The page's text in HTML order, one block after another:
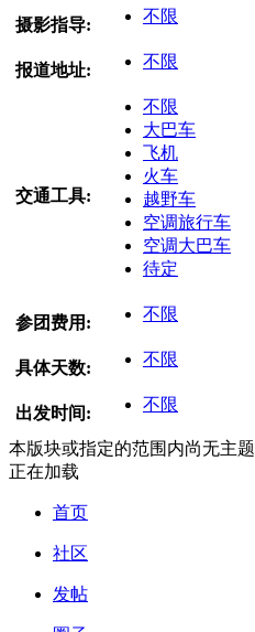
摄影指导: 不限
报道地址: 不限
交通工具:
不限
大巴车
飞机
火车
越野车
空调旅行车
空调大巴车
待定
参团费用: 不限
具体天数: 不限
出发时间: 不限
本版块或指定的范围内尚无主题
正在加载
首页
社区
发帖